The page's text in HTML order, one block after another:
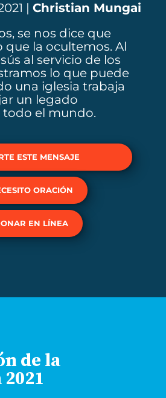
|Christian Mungai
se nos dice que
que la ocultemos. Al
al servicio de los
lo que puede
una iglesia trabaja
un legado
el mundo.
ESTE MENSAJE
ORACIÓN
EN LÍNEA
de la